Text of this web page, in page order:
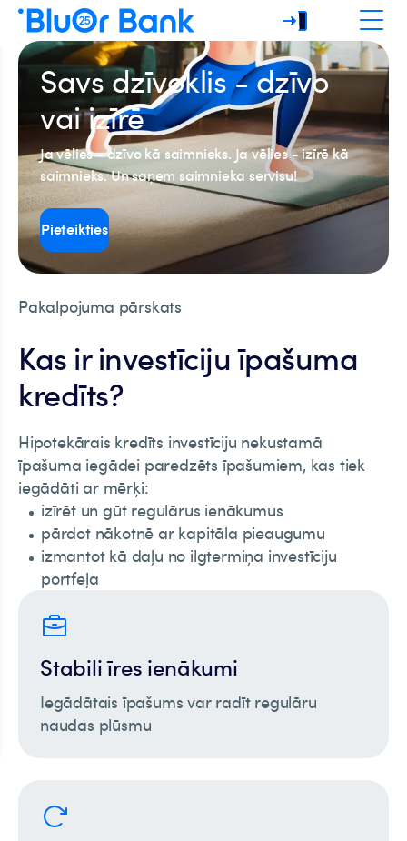
Savs dzīvoklis - dzīvo
vai izīrē
Ja vēlies - dzīvo kā saimnieks. Ja vēlies - izīrē kā
saimnieks. Un saņem saimnieka servisu!
Pieteikties
Pakalpojuma pārskats
Kas ir investīciju īpašuma
kredīts?
Hipotekārais kredīts investīciju nekustamā
īpašuma iegādei paredzēts īpašumiem, kas tiek
iegādāti ar mērķi:
izīrēt un gūt regulārus ienākumus
pārdot nākotnē ar kapitāla pieaugumu
izmantot kā daļu no ilgtermiņa investīciju
portfeļa
Stabili īres ienākumi
Iegādātais īpašums var radīt regulāru
naudas plūsmu